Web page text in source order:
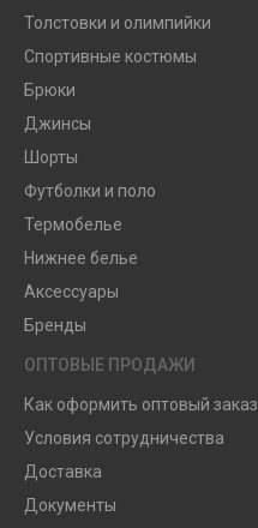
Толстовки и олимпийки
Спортивные костюмы
Брюки
Джинсы
Шорты
Футболки и поло
Термобелье
Нижнее белье
Аксессуары
Бренды
ОПТОВЫЕ ПРОДАЖИ
Как оформить оптовый заказ
Условия сотрудничества
Доставка
Документы